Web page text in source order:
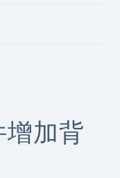
加背